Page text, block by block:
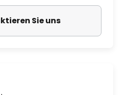
Sie uns